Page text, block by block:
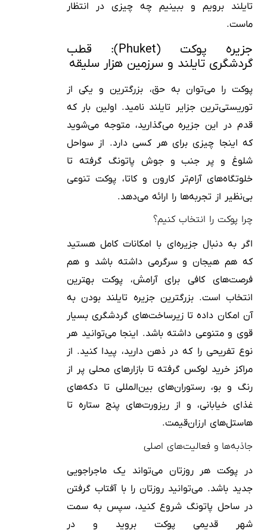
تایلند برویم و ببینیم چه چیزی در انتظار
ماست.
جزیره پوکت (Phuket): قطب
گردشگری تایلند و سرزمین هزار سلیقه
پوکت را می‌توان به حق، بزرگترین و یکی از
توریستی‌ترین جزایر تایلند نامید. اولین بار که
قدم در این جزیره می‌گذارید، متوجه می‌شوید
که اینجا چیزی برای هر کسی دارد. از سواحل
شلوغ و پر جنب و جوش پاتونگ گرفته تا
خلوتگاه‌های آرام‌تر کارون و کاتا، پوکت تنوعی
بی‌نظیر از تجربه‌ها را ارائه می‌دهد.
چرا پوکت را انتخاب کنیم؟
اگر به دنبال جزیره‌ای با امکانات کامل هستید
که هم هیجان و سرگرمی داشته باشد و هم
فرصت‌های کافی برای آرامش، پوکت بهترین
انتخاب است. بزرگترین جزیره تایلند بودن به
آن امکان داده تا زیرساخت‌های گردشگری بسیار
قوی و متنوعی داشته باشد. اینجا می‌توانید هر
نوع تفریحی را که در ذهن دارید، پیدا کنید. از
مراکز خرید لوکس گرفته تا بازارهای محلی پر از
رنگ و بو، رستوران‌های بین‌المللی تا دکه‌های
غذای خیابانی، و از ریزورت‌های پنج ستاره تا
هاستل‌های ارزان‌قیمت.
جاذبه‌ها و فعالیت‌های اصلی
در پوکت هر روزتان می‌تواند یک ماجراجویی
جدید باشد. می‌توانید روزتان را با آفتاب گرفتن
در ساحل پاتونگ شروع کنید، سپس به سمت
شهر قدیمی پوکت بروید و در